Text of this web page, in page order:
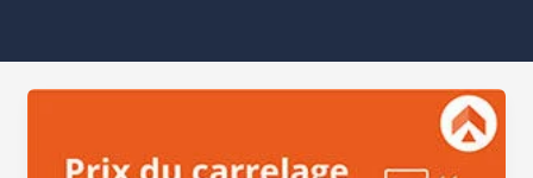
au